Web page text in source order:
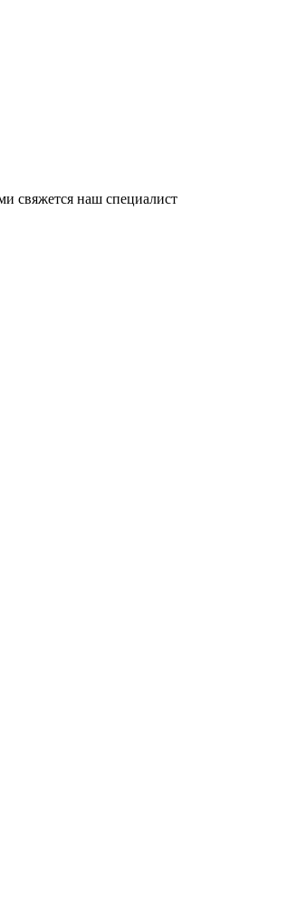
свяжется наш специалист